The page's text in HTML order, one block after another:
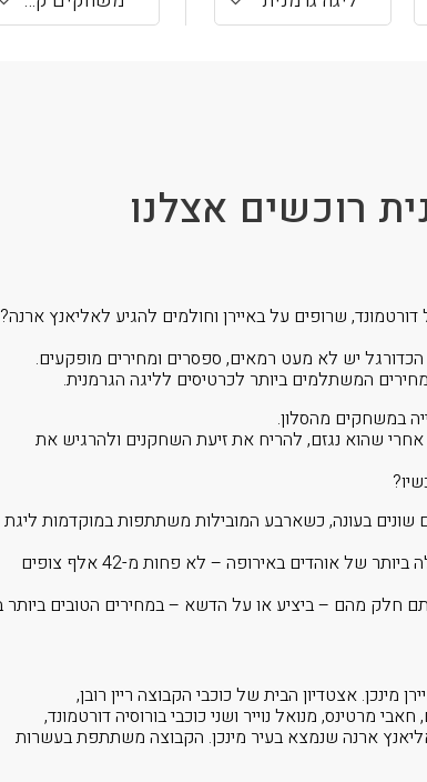
רוכשים אצלנו
שרופים על באיירן וחולמים להגיע לאליאנץ ארנה?
הכדורגל יש לא מעט רמאים, ספסרים ומחירים מופקעים.
במשחקים מהסלון.
שהוא נגזם, להריח את זיעת השחקנים ולהרגיש את
או הבונדסליגה, מתחרים 18 מועדונים שונים בעונה, כשארבע המובילות משתתפות במוקדמות ליגת
לאצטדיונים של הליגה הגרמנית מגיעה הכמות הגדולה ביותר של אוהדים באירופה – לא פחות מ-42 אלף צופים
מינכן. אצטדיון הבית של כוכבי הקבוצה ריין רובן,
מרטינס, מנואל נוייר ושני כוכבי בורוסיה דורטמונד,
ארנה שנמצא בעיר מינכן. הקבוצה משתתפת בעשרות